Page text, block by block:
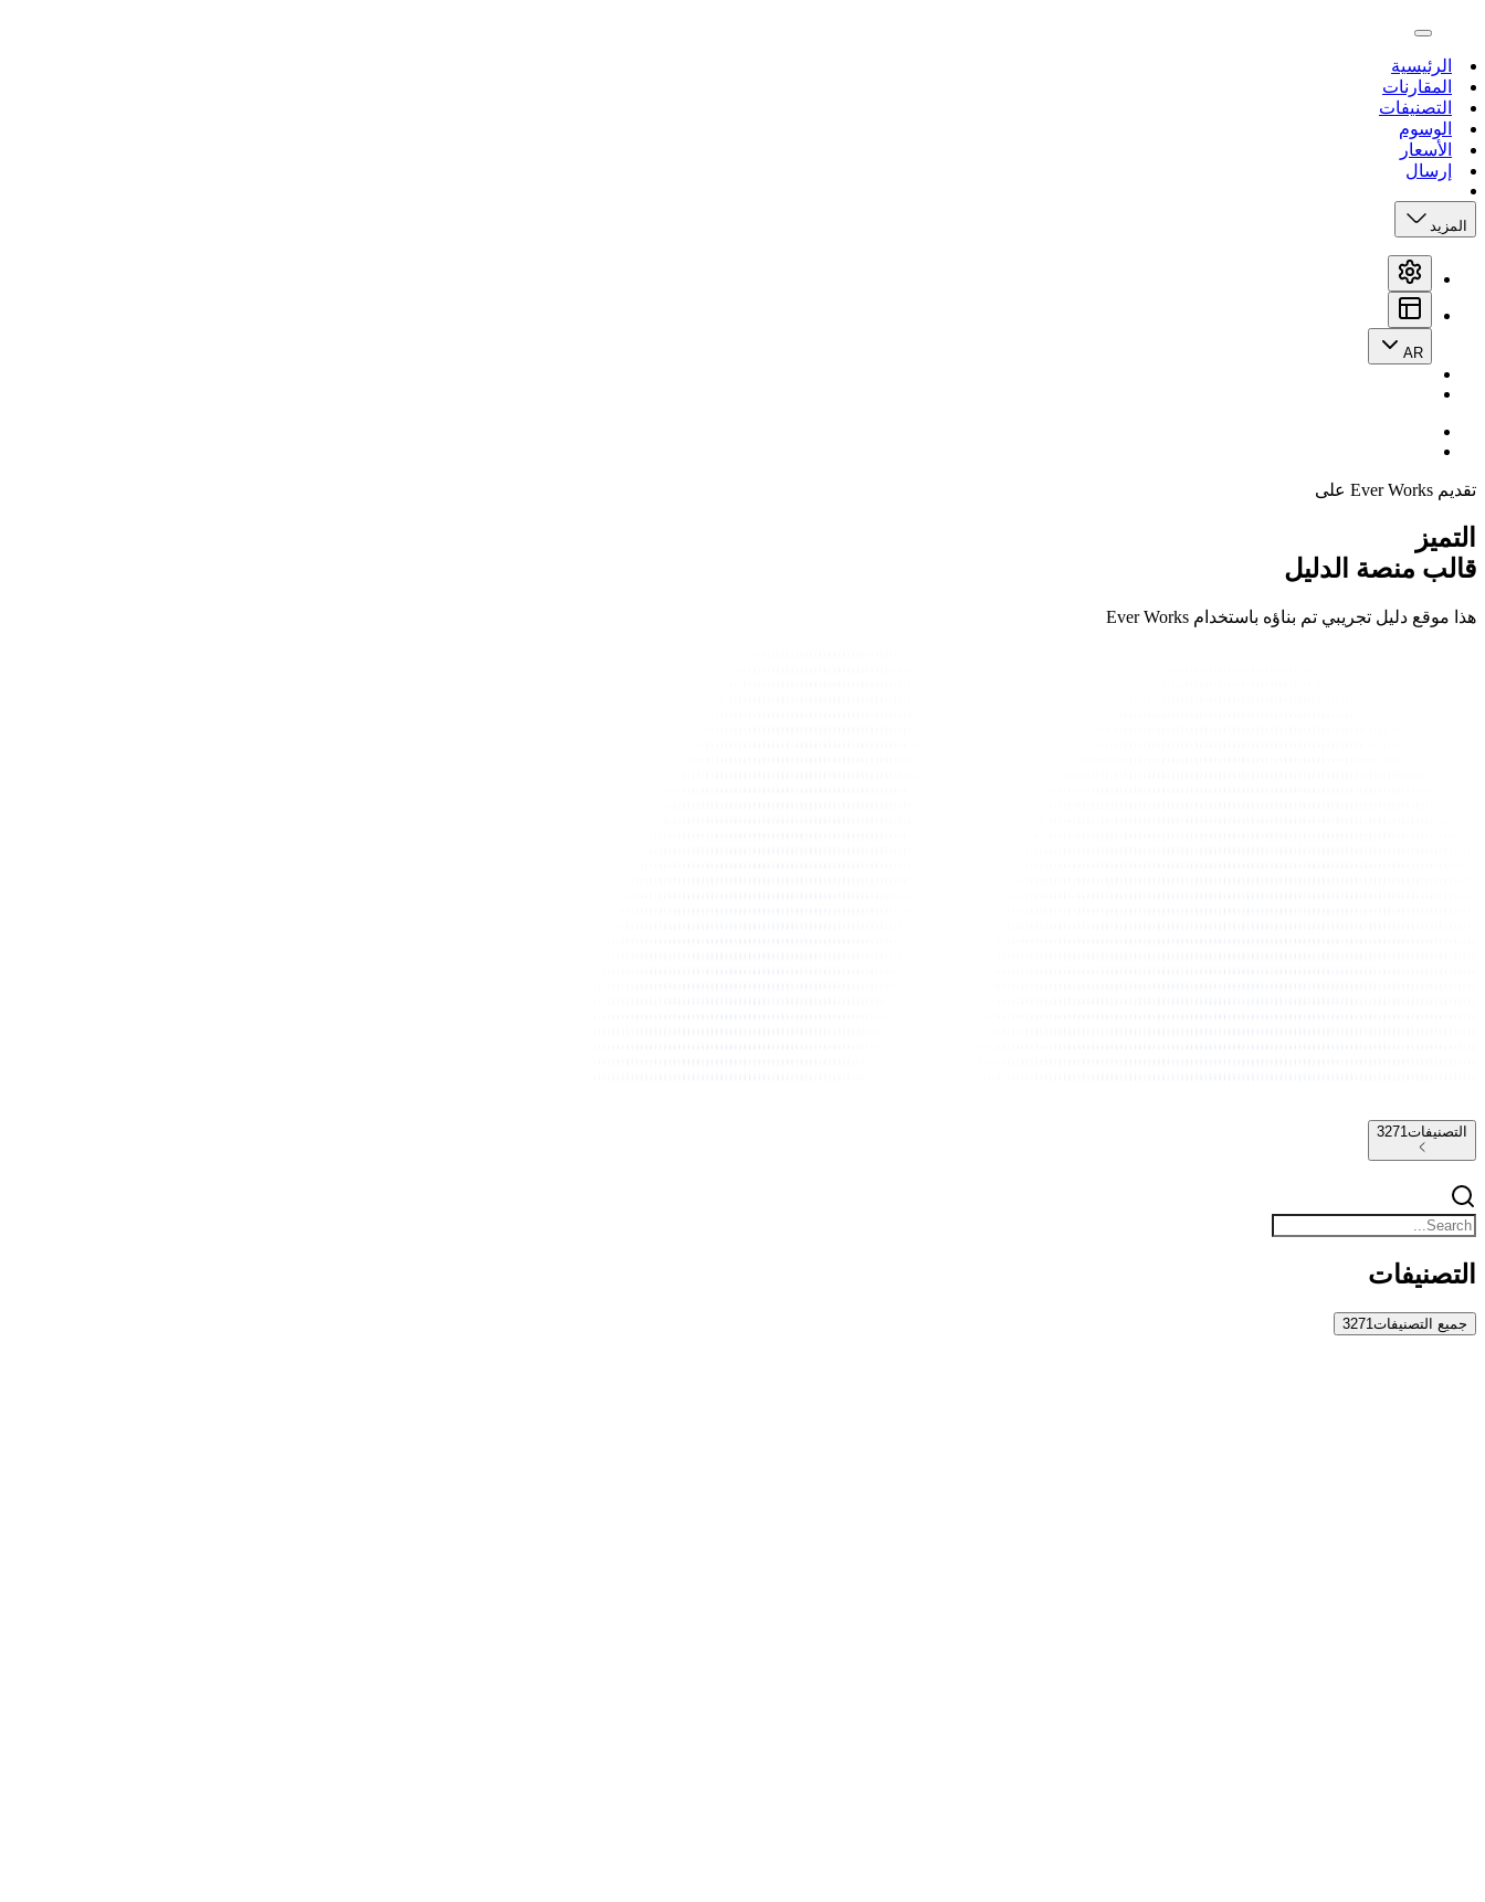
open navigation menu
الرئيسية
المقارنات
التصنيفات
الوسوم
الأسعار
إرسال
المزيد
AR
تقديم Ever Works على
التميز
قالب منصة الدليل
هذا موقع دليل تجريبي تم بناؤه باستخدام Ever Works
التصنيفات3271
التصنيفات
جميع التصنيفات 3271